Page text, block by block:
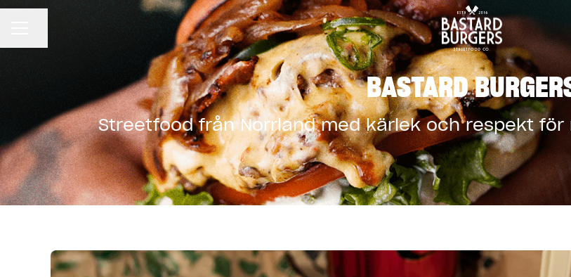
BASTARD
Streetfood från Norrland med kärlek och respekt för